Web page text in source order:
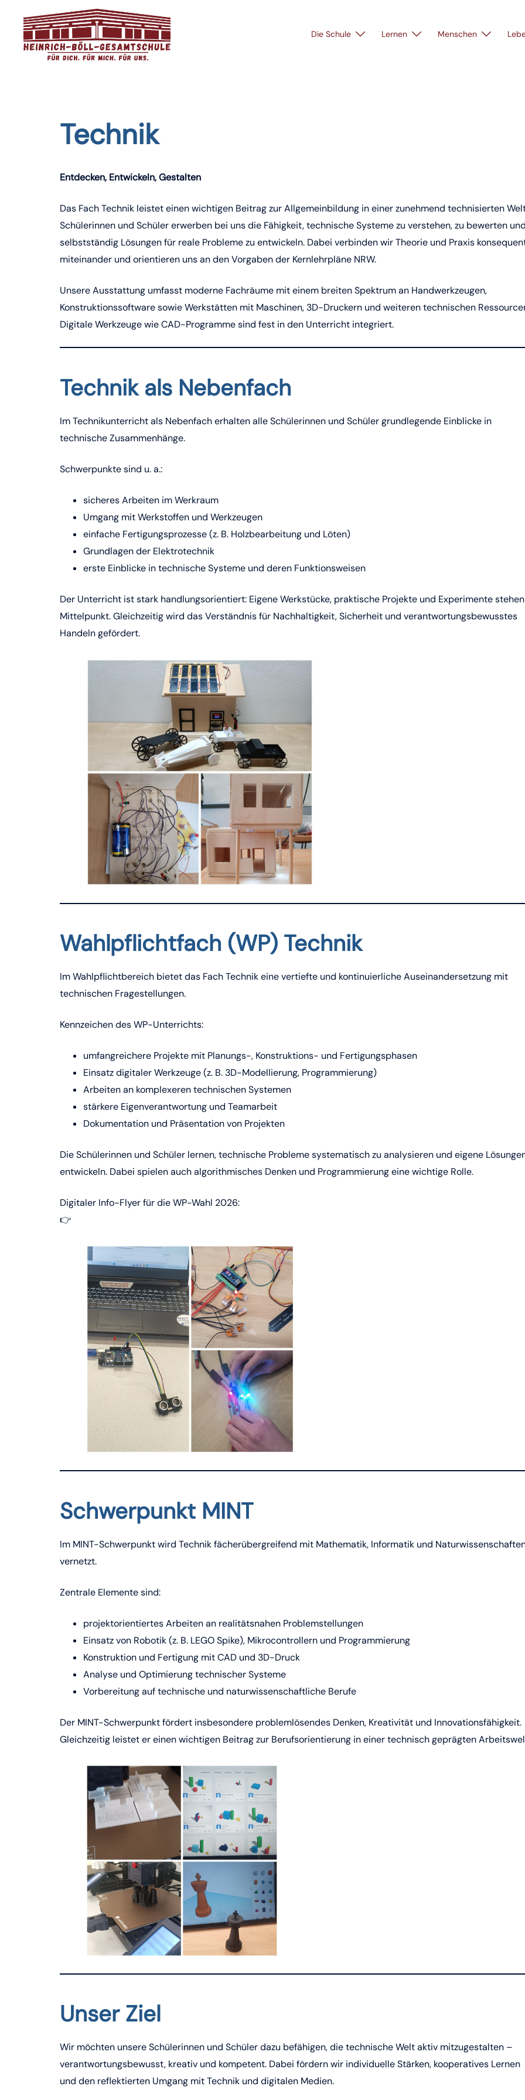
springen
Die Schule Lernen Menschen
Technik
Entdecken, Entwickeln, Gestalten
Das Fach Technik leistet einen wichtigen Beitrag zur Allgemeinbildung in einer zunehmend technisierten
Schülerinnen und Schüler erwerben bei uns die Fähigkeit, technische Systeme zu verstehen, zu bewerten
selbstständig Lösungen für reale Probleme zu entwickeln. Dabei verbinden wir Theorie und Praxis
miteinander und orientieren uns an den Vorgaben der Kernlehrpläne NRW.
Unsere Ausstattung umfasst moderne Fachräume mit einem breiten Spektrum an Handwerkzeugen,
Konstruktionssoftware sowie Werkstätten mit Maschinen, 3D-Druckern und weiteren technischen
Digitale Werkzeuge wie CAD-Programme sind fest in den Unterricht integriert.
Technik als Nebenfach
Im Technikunterricht als Nebenfach erhalten alle Schülerinnen und Schüler grundlegende Einblicke in
technische Zusammenhänge.
Schwerpunkte sind u. a.:
sicheres Arbeiten im Werkraum
Umgang mit Werkstoffen und Werkzeugen
einfache Fertigungsprozesse (z. B. Holzbearbeitung und Löten)
Grundlagen der Elektrotechnik
erste Einblicke in technische Systeme und deren Funktionsweisen
Der Unterricht ist stark handlungsorientiert: Eigene Werkstücke, praktische Projekte und Experimente
Mittelpunkt. Gleichzeitig wird das Verständnis für Nachhaltigkeit, Sicherheit und verantwortungsbewusstes
Handeln gefördert.
Wahlpflichtfach (WP) Technik
Im Wahlpflichtbereich bietet das Fach Technik eine vertiefte und kontinuierliche Auseinandersetzung mit
technischen Fragestellungen.
Kennzeichen des WP-Unterrichts:
umfangreichere Projekte mit Planungs-, Konstruktions- und Fertigungsphasen
Einsatz digitaler Werkzeuge (z. B. 3D-Modellierung, Programmierung)
Arbeiten an komplexeren technischen Systemen
stärkere Eigenverantwortung und Teamarbeit
Dokumentation und Präsentation von Projekten
Die Schülerinnen und Schüler lernen, technische Probleme systematisch zu analysieren und eigene
entwickeln. Dabei spielen auch algorithmisches Denken und Programmierung eine wichtige Rolle.
Digitaler Info-Flyer für die WP-Wahl 2026:
👉
Schwerpunkt MINT
Im MINT-Schwerpunkt wird Technik fächerübergreifend mit Mathematik, Informatik und
vernetzt.
Zentrale Elemente sind:
projektorientiertes Arbeiten an realitätsnahen Problemstellungen
Einsatz von Robotik (z. B. LEGO Spike), Mikrocontrollern und Programmierung
Konstruktion und Fertigung mit CAD und 3D-Druck
Analyse und Optimierung technischer Systeme
Vorbereitung auf technische und naturwissenschaftliche Berufe
Der MINT-Schwerpunkt fördert insbesondere problemlösendes Denken, Kreativität und Innovationsfähigkeit.
Gleichzeitig leistet er einen wichtigen Beitrag zur Berufsorientierung in einer technisch geprägten
Unser Ziel
Wir möchten unsere Schülerinnen und Schüler dazu befähigen, die technische Welt aktiv mitzugestalten –
verantwortungsbewusst, kreativ und kompetent. Dabei fördern wir individuelle Stärken, kooperatives Lernen
und den reflektierten Umgang mit Technik und digitalen Medien.